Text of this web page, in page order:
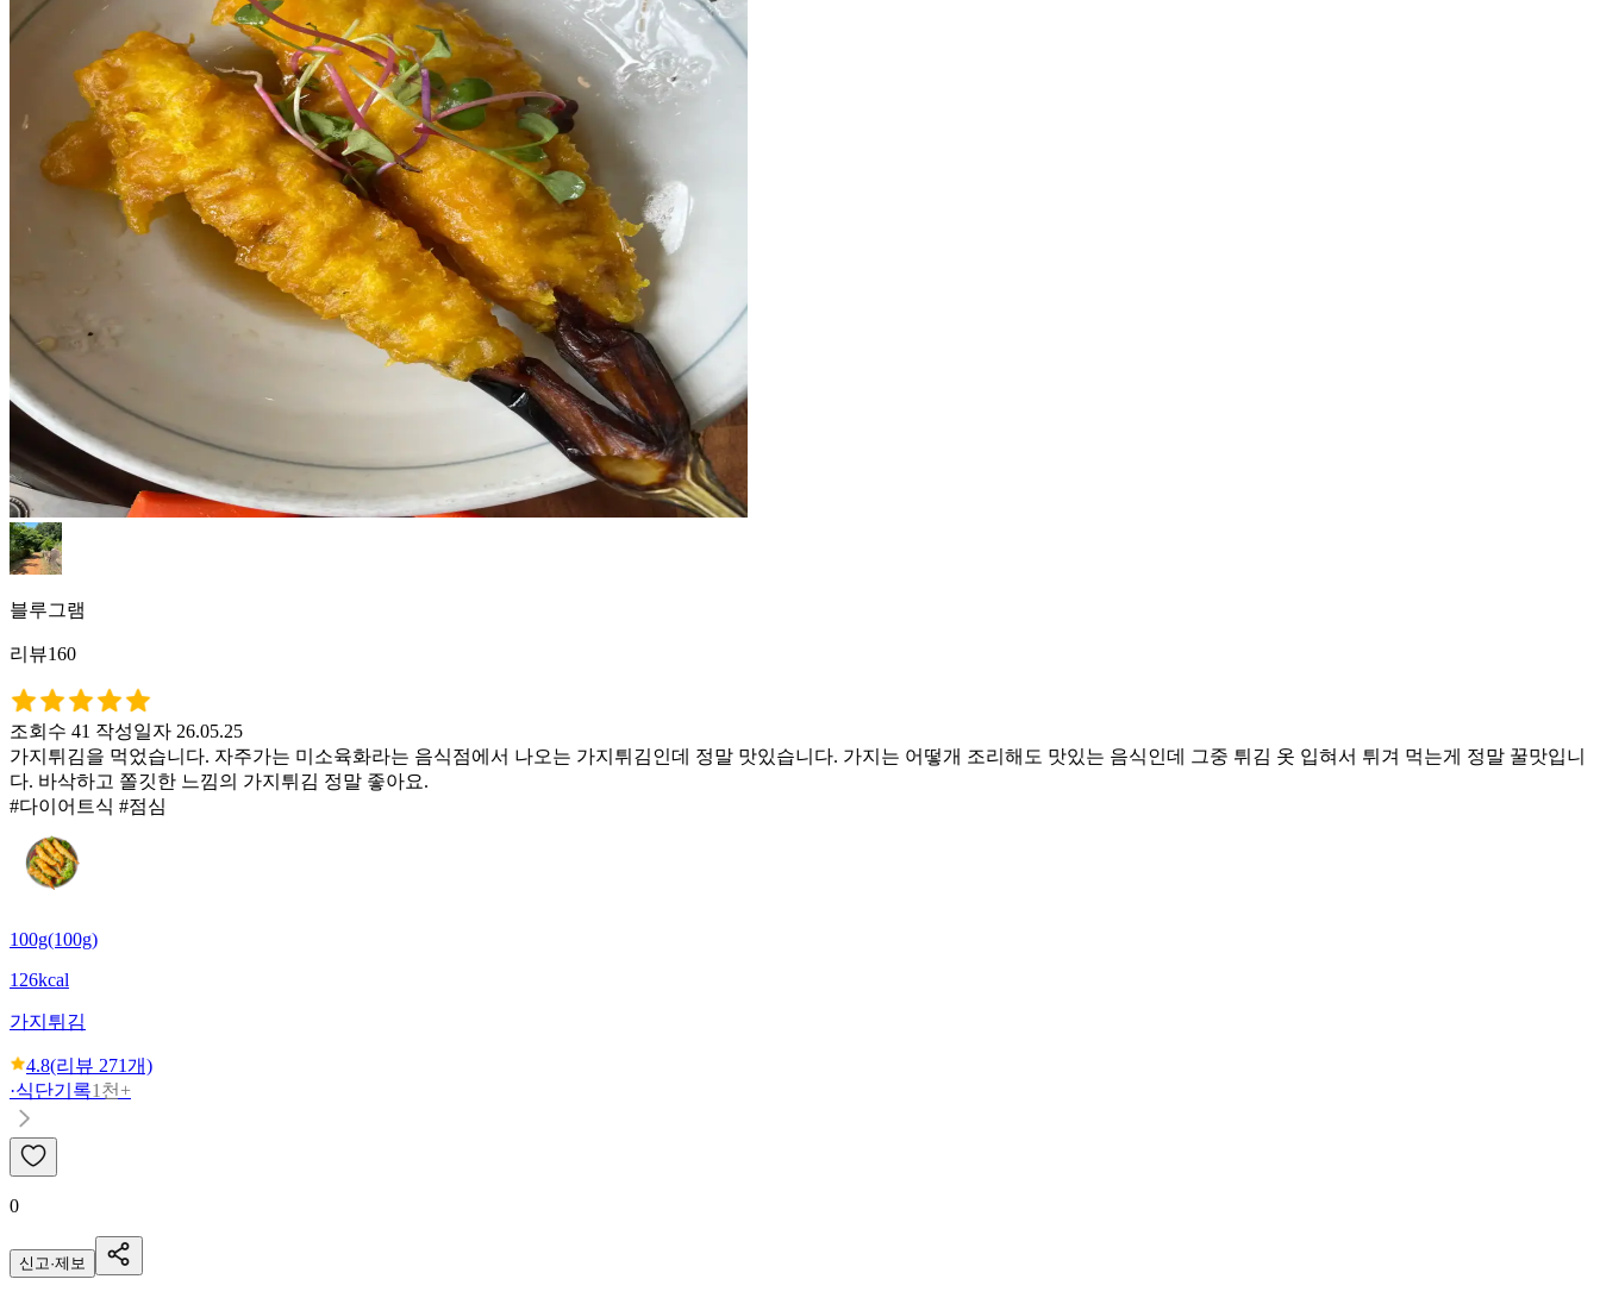
블루그램
리뷰160
조회수 41 작성일자 26.05.25
가지튀김을 먹었습니다. 자주가는 미소육화라는 음식점에서 나오는 가지튀김인데 정말 맛있습니다. 가지는 어떻개 조리해도 맛있는 음식인데 그중 튀김 옷 입혀서 튀겨 먹는게 정말 꿀맛입니
다. 바삭하고 쫄깃한 느낌의 가지튀김 정말 좋아요.
#다이어트식 #점심
100g(100g)
126kcal
가지튀김
4.8(리뷰 271개)
·식단기록1천+
0
신고·제보